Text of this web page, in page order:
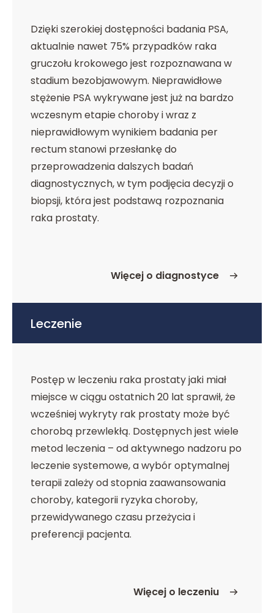
Dzięki szerokiej dostępności badania PSA,
aktualnie nawet 75% przypadków raka
gruczołu krokowego jest rozpoznawana w
stadium bezobjawowym. Nieprawidłowe
stężenie PSA wykrywane jest już na bardzo
wczesnym etapie choroby i wraz z
nieprawidłowym wynikiem badania per
rectum stanowi przesłankę do
przeprowadzenia dalszych badań
diagnostycznych, w tym podjęcia decyzji o
biopsji, która jest podstawą rozpoznania
raka prostaty.
Więcej o diagnostyce
o Diagnostyka
Leczenie
Postęp w leczeniu raka prostaty jaki miał
miejsce w ciągu ostatnich 20 lat sprawił, że
wcześniej wykryty rak prostaty może być
chorobą przewlekłą. Dostępnych jest wiele
metod leczenia – od aktywnego nadzoru po
leczenie systemowe, a wybór optymalnej
terapii zależy od stopnia zaawansowania
choroby, kategorii ryzyka choroby,
przewidywanego czasu przeżycia i
preferencji pacjenta.
Więcej o leczeniu
o Leczenie